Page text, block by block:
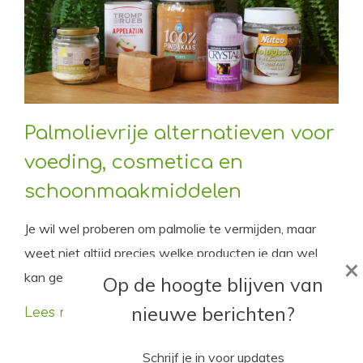
Palmolievrije alternatieven voor
voeding, cosmetica en
schoonmaakmiddelen
Je wil wel proberen om palmolie te vermijden, maar
weet niet altijd precies welke producten je dan wel
kan gebruiken? Bij dezen een lijstje met alternatieven!
Lees meer
Op de hoogte blijven van
nieuwe berichten?
Schrijf je in voor updates
×